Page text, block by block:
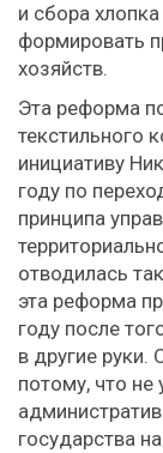
и сбора
формировать
хозяйств.
Эта реформа
текстильного
инициативу
году по
принципа
отводилась
эта реформа
году после
в другие руки.
потому, что не
государства